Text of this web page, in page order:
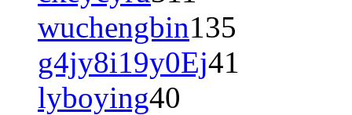
wuchengbin135
g4jy8i19y0Ej41
lyboying40